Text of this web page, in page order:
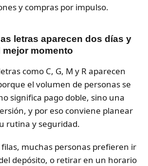
y compras por impulso.
letras aparecen dos días y
momento
como C, G, M y R aparecen
el volumen de personas se
significa pago doble, sino una
y por eso conviene planear
rutina y seguridad.
muchas personas prefieren ir
depósito, o retirar en un horario